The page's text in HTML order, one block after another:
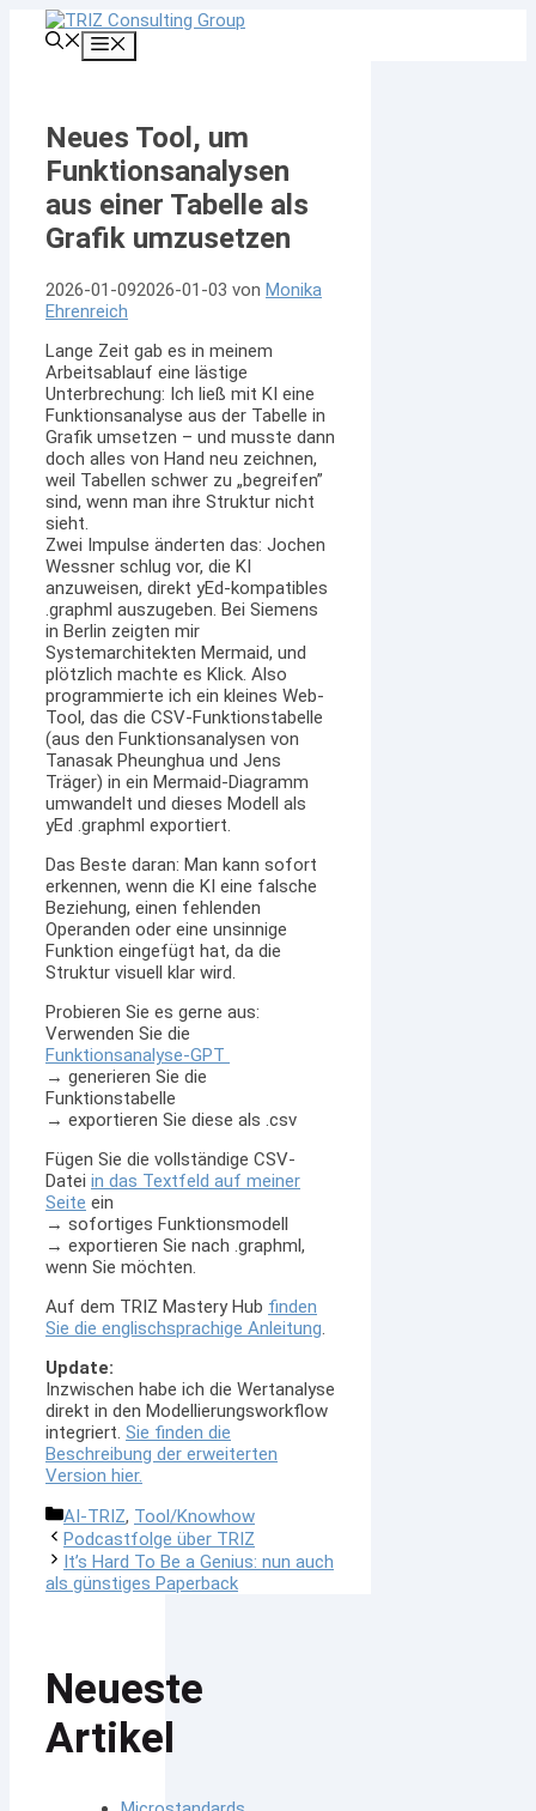
Inhalt
Neues Tool, um
Funktionsanalysen
aus einer Tabelle als
Grafik umzusetzen
2026-01-092026-01-03 von Monika
Ehrenreich
Lange Zeit gab es in meinem
Arbeitsablauf eine lästige
Unterbrechung: Ich ließ mit KI eine
Funktionsanalyse aus der Tabelle in
Grafik umsetzen – und musste dann
doch alles von Hand neu zeichnen,
weil Tabellen schwer zu „begreifen”
sind, wenn man ihre Struktur nicht
sieht.
Zwei Impulse änderten das: Jochen
Wessner schlug vor, die KI
anzuweisen, direkt yEd-kompatibles
.graphml auszugeben. Bei Siemens
in Berlin zeigten mir
Systemarchitekten Mermaid, und
plötzlich machte es Klick. Also
programmierte ich ein kleines Web-
Tool, das die CSV-Funktionstabelle
(aus den Funktionsanalysen von
Tanasak Pheunghua und Jens
Träger) in ein Mermaid-Diagramm
umwandelt und dieses Modell als
yEd .graphml exportiert.
Das Beste daran: Man kann sofort
erkennen, wenn die KI eine falsche
Beziehung, einen fehlenden
Operanden oder eine unsinnige
Funktion eingefügt hat, da die
Struktur visuell klar wird.
Probieren Sie es gerne aus:
Verwenden Sie die
Funktionsanalyse-GPT
→ generieren Sie die
Funktionstabelle
→ exportieren Sie diese als .csv
Fügen Sie die vollständige CSV-
Datei in das Textfeld auf meiner
Seite ein
→ sofortiges Funktionsmodell
→ exportieren Sie nach .graphml,
wenn Sie möchten.
Auf dem TRIZ Mastery Hub finden
Sie die englischsprachige Anleitung.
Update:
Inzwischen habe ich die Wertanalyse
direkt in den Modellierungsworkflow
integriert. Sie finden die
Beschreibung der erweiterten
Version hier.
Kategorien
AI-TRIZ, Tool/Knowhow
Podcastfolge über TRIZ
It’s Hard To Be a Genius: nun auch
als günstiges Paperback
Neueste
Artikel